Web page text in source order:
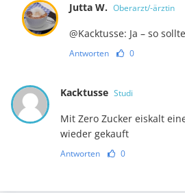
Jutta W. Oberarzt/-ärztin
@Kacktusse: Ja – so
Antworten 0
Kacktusse Studi
Mit Zero Zucker eiskalt
wieder gekauft
Antworten 0